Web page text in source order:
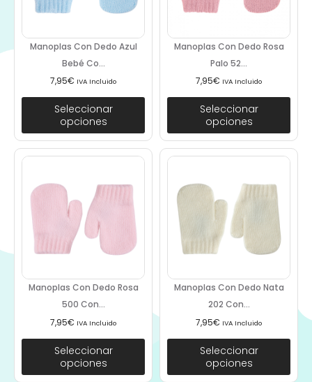
Manoplas Con Dedo Azul
Bebé Co...
7,95€ IVA Incluido
Seleccionar
opciones
Manoplas Con Dedo Rosa
Palo 52...
7,95€ IVA Incluido
Seleccionar
opciones
Manoplas Con Dedo Rosa
500 Con...
7,95€ IVA Incluido
Seleccionar
opciones
Manoplas Con Dedo Nata
202 Con...
7,95€ IVA Incluido
Seleccionar
opciones